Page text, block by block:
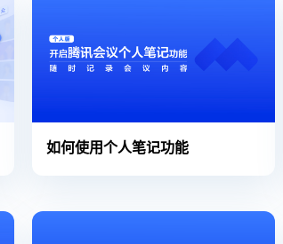
如何使用个人笔记功能